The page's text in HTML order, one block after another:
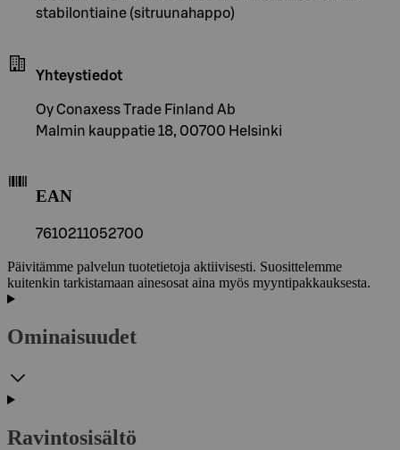
stabilontiaine (sitruunahappo)
Yhteystiedot
Oy Conaxess Trade Finland Ab
Malmin kauppatie 18, 00700 Helsinki
EAN
7610211052700
Päivitämme palvelun tuotetietoja aktiivisesti. Suosittelemme
kuitenkin tarkistamaan ainesosat aina myös myyntipakkauksesta.
Ominaisuudet
Ravintosisältö